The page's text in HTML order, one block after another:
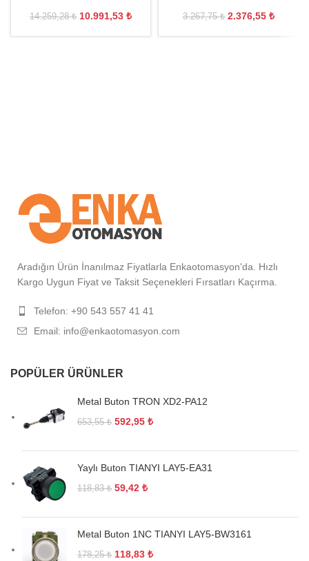
14.259,28₺ 10.991,53 ₺ 3.267,75₺ 2.376,55 ₺
Aradığın Ürün İnanılmaz Fiyatlarla Enkaotomasyon'da. Hızlı
Kargo Uygun Fiyat ve Taksit Seçenekleri Fırsatları Kaçırma.
Telefon: +90 543 557 41 41
Email: info@enkaotomasyon.com
POPÜLER ÜRÜNLER
Metal Buton TRON XD2-PA12
653,55₺ 592,95 ₺
Yaylı Buton TIANYI LAY5-EA31
118,83₺ 59,42 ₺
Metal Buton 1NC TIANYI LAY5-BW3161
178,25₺ 118,83 ₺